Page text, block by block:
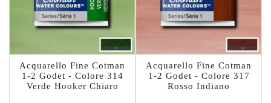
Acquarello Fine Cotman
1-2 Godet - Colore 314
Verde Hooker Chiaro
Acquarello Fine Cotman
1-2 Godet - Colore 317
Rosso Indiano